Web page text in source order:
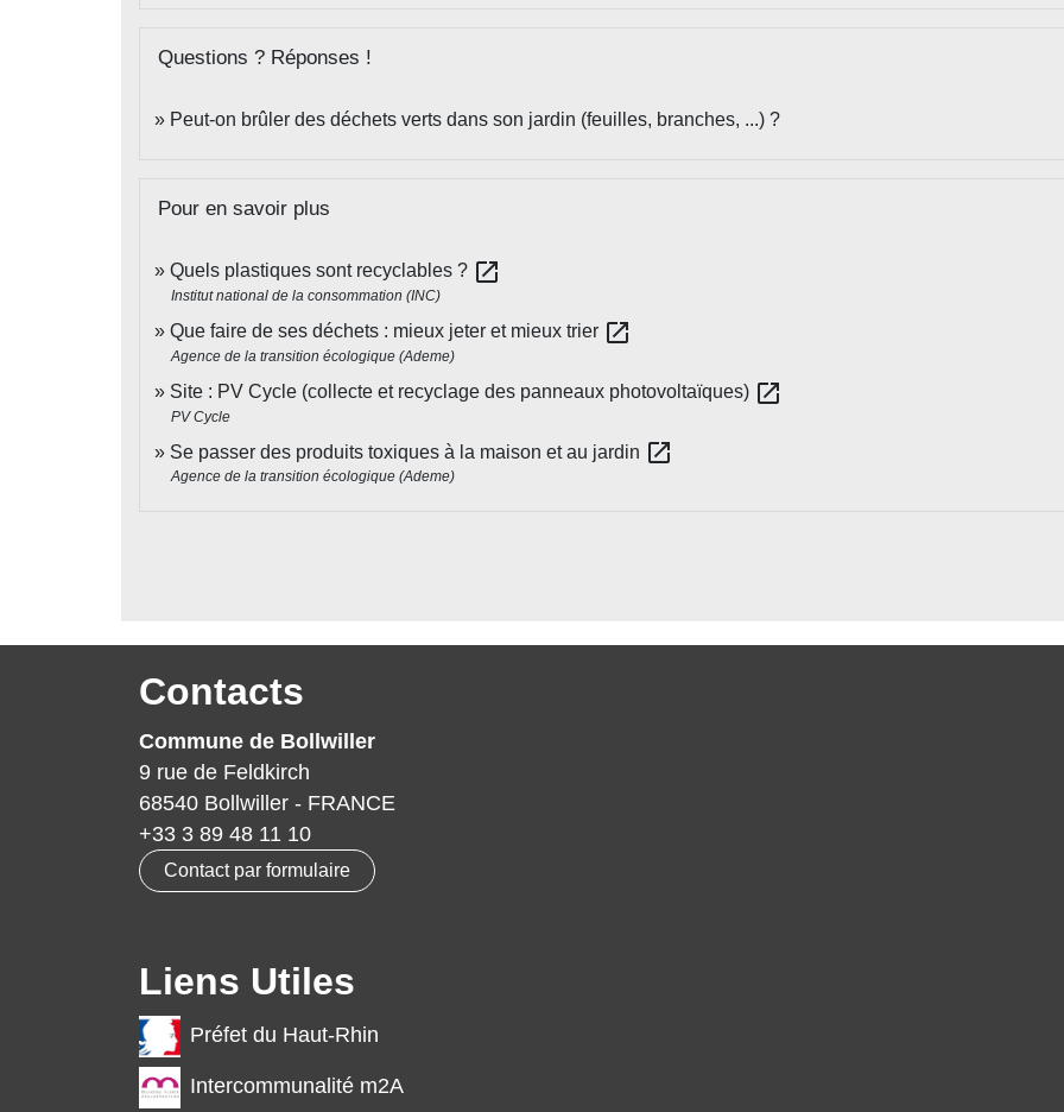
Questions ? Réponses !
Peut-on brûler des déchets verts dans son jardin (feuilles, branches, ...) ?
Pour en savoir plus
Quels plastiques sont recyclables ? open_in_new
Institut national de la consommation (INC)
Que faire de ses déchets : mieux jeter et mieux trier open_in_new
Agence de la transition écologique (Ademe)
Site : PV Cycle (collecte et recyclage des panneaux photovoltaïques) open_in_new
PV Cycle
Se passer des produits toxiques à la maison et au jardin open_in_new
Agence de la transition écologique (Ademe)
Contacts
Commune de Bollwiller
9 rue de Feldkirch
68540 Bollwiller - FRANCE
+33 3 89 48 11 10
Contact par formulaire
Liens Utiles
Préfet du Haut-Rhin
Intercommunalité m2A